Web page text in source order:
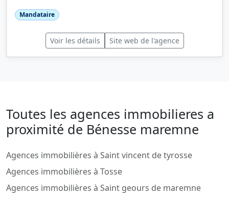
Mandataire
Voir les détails Site web de l'agence
Toutes les agences immobilieres a
proximité de Bénesse maremne
Agences immobilières à Saint vincent de tyrosse
Agences immobilières à Tosse
Agences immobilières à Saint geours de maremne